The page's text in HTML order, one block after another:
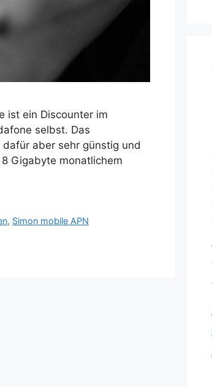
ist ein Discounter im
selbst. Das
aber sehr günstig und
Gigabyte monatlichem
, Simon mobile APN